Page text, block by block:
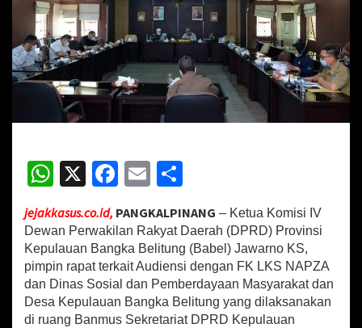
i
a
h
a
a
r
o
b
,
K
o
m
i
W
h
at
sA
p
p
X
Fa
b
o
o
k
E
ai
l
ar
e
jejakkasus.co.id, PANGKALPINANG – Ketua Komisi IV
Dewan Perwakilan Rakyat Daerah (DPRD) Provinsi
Kepulauan Bangka Belitung (Babel) Jawarno KS,
pimpin rapat terkait Audiensi dengan FK LKS NAPZA
dan Dinas Sosial dan Pemberdayaan Masyarakat dan
Desa Kepulauan Bangka Belitung yang dilaksanakan
di ruang Banmus Sekretariat DPRD Kepulauan